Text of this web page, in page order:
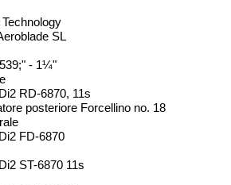
SL
- 1¼"
RD-6870, 11s
posteriore Forcellino no. 18
FD-6870
ST-6870 11s